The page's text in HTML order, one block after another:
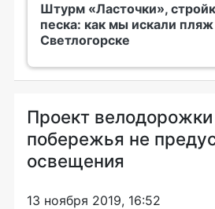
Штурм «Ласточки»,
песка: как мы искали пляж
Светлогорске
Проект
побережья не
освещения
13 ноября 2019, 16:52